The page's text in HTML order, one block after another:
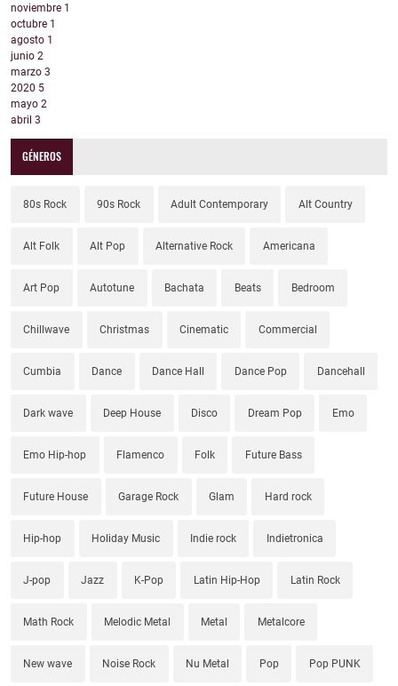
noviembre 1
octubre 1
agosto 1
junio 2
marzo 3
2020 5
mayo 2
abril 3
GÉNEROS
80s Rock 90s Rock Adult Contemporary Alt Country
Alt Folk Alt Pop Alternative Rock Americana
Art Pop Autotune Bachata Beats Bedroom
Chillwave Christmas Cinematic Commercial
Cumbia Dance Dance Hall Dance Pop Dancehall
Dark wave Deep House Disco Dream Pop Emo
Emo Hip-hop Flamenco Folk Future Bass
Future House Garage Rock Glam Hard rock
Hip-hop Holiday Music Indie rock Indietronica
J-pop Jazz K-Pop Latin Hip-Hop Latin Rock
Math Rock Melodic Metal Metal Metalcore
New wave Noise Rock Nu Metal Pop Pop PUNK